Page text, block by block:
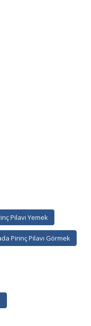
Pilavı Yemek
Pirinç Pilavı Görmek